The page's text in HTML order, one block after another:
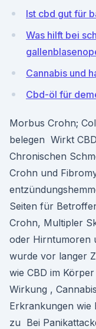
Ist cbd gut für
Was hilft bei
Cannabis und
Cbd-öl für
Morbus Crohn;
belegen Wirkt
Chronischen
Crohn und
Seiten für
Crohn, Multipler
oder Hirntumoren
wurde vor langer
wie CBD im
Wirkung ,
Erkrankungen wie
zu Bei